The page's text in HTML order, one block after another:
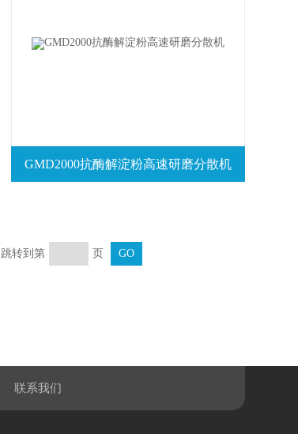
GMD2000抗酶解淀粉高速研磨分散机
跳转到第 页
联系我们